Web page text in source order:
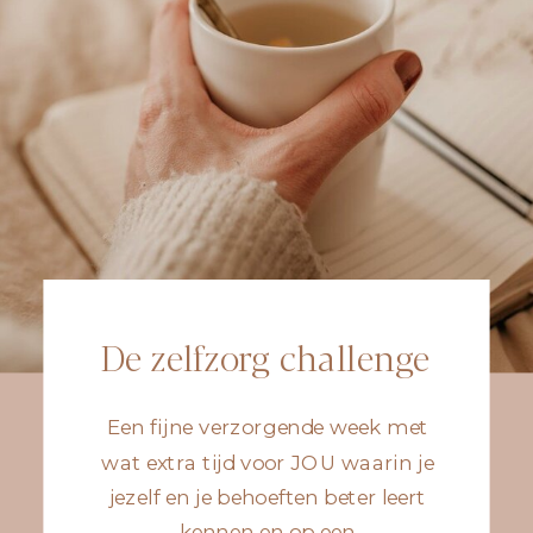
De zelfzorg challenge
Een fijne verzorgende week met
wat extra tijd voor JOU waarin je
jezelf en je behoeften beter leert